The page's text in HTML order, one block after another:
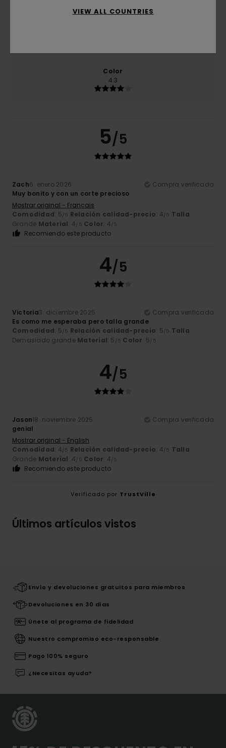
Color
4.3
5/5
Zach6. enero 2026
Compra verificada
Muy bonito y con un corte precioso
Mostrar original - Français
Comodidad: 5/5 Relación calidad-precio: 4/5 Talla:
Grande Material: 4/5 Color: 4/5
Recomiendo este producto
4/5
Victoria3. diciembre 2025
Compra verificada
Es como me esperaba pero talla grande
Comodidad: 5/5 Relación calidad-precio: 5/5 Talla:
Demasiado grande Material: 5 /5 Color: 5/5
4/5
Jason18. noviembre 2025
Compra verificada
genial
Mostrar original - English
Comodidad: 4/5 Relación calidad-precio: 4/5 Talla:
Grande Material: 4/5 Color: 4/5
Recomiendo este producto
Verificado por TrustVille
Últimos artículos vistos
Envío y devoluciones gratuitos para miembros
Devoluciones en 30 días
Únete al programa de fidelidad
Nuestro compromiso eco-responsable
Pago 100% seguro
¿Necesitas ayuda?
VIEW ALL COUNTRIES